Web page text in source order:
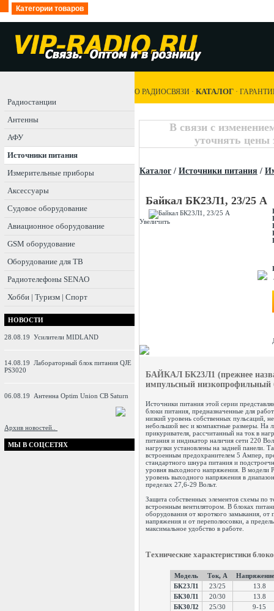
Категории товаров
Радиостанции
Антенны
АФУ
Источники питания
Измерительные приборы
Аксессуары
Судовое оборудование
Авиационное оборудование
GSM оборудование
Оборудование для ТВ
Радиотелефоны SENAO
Хобби | Туризм | Спорт
НОВОСТИ
28.08.19 Усилители MIDLAND
14.08.19 Лабораторный блок питания QJE
PS3020
06.08.19 Антенна Optim Union CB Saturn
Архив новостей..
МЫ В СОЦСЕТЯХ
О РАДИОСВЯЗИ · КАТАЛОГ ·
В связи с
уточнять цены
Каталог / Источники питания /
Байкал БК23Л1, 23/25 A
Увеличить
БАЙКАЛ БК23Л1 (прежнее
импульсный низкопрофильный
Источники питания этой серии
блоки питания, предназначенные для
низкий уровень собственных пульсаций,
небольшой вес и компактные размеры. На
прикуривателя, рассчитанный на ток в
питания и индикатор наличия сети 220
нагрузки установлены на задней панели.
встроенным предохранителем 5 Ампер,
стандартного шнура питания и
уровня выходного напряжения. В модели
уровень выходного напряжения в
пределах 27,6-29 Вольт.
Защита собственных элементов схемы по
встроенным вентилятором. В блоках
оборудования от короткого замыкания,
напряжения и от переполюсовки, а
максимальное удобство в работе.
Технические характеристики
Модель Ток, А
БК23Л1
23/25
13.8
БК30Л1
20/30
13.8
БК30Л2
25/30
9-15